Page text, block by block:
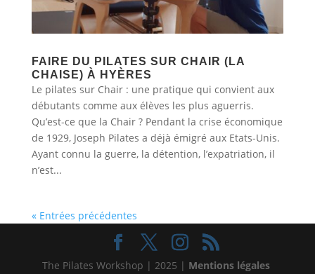
FAIRE DU PILATES SUR CHAIR (LA
CHAISE) À HYÈRES
Le pilates sur Chair : une pratique qui convient aux
débutants comme aux élèves les plus aguerris.
Qu’est-ce que la Chair ? Pendant la crise économique
de 1929, Joseph Pilates a déjà émigré aux Etats-Unis.
Ayant connu la guerre, la détention, l’expatriation, il
n’est...
« Entrées précédentes
The Pilates Workshop | 2025 | Mentions légales